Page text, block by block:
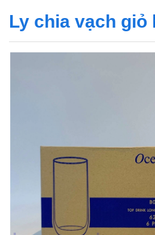
Ly chia vạch giỏ